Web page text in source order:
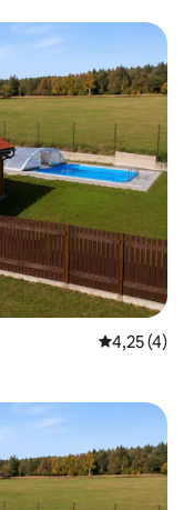
Évaluation
4,25 (4)